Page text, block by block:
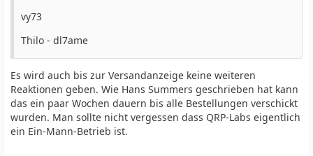
vy73
Thilo - dl7ame
Es wird auch bis zur Versandanzeige keine weiteren
Reaktionen geben. Wie Hans Summers geschrieben hat kann
das ein paar Wochen dauern bis alle Bestellungen verschickt
wurden. Man sollte nicht vergessen dass QRP-Labs eigentlich
ein Ein-Mann-Betrieb ist.